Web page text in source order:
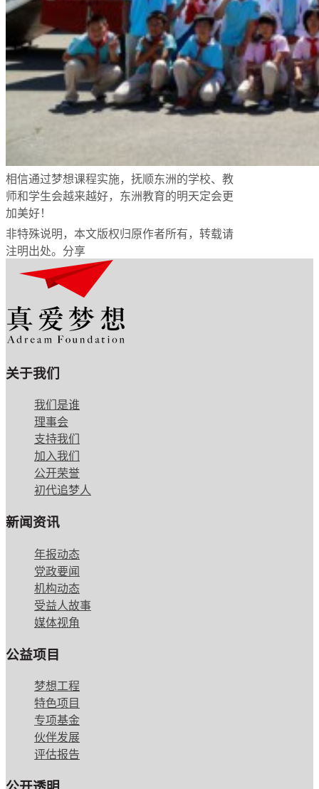
相信通过梦想课程实施，抚顺东洲的学校、教
师和学生会越来越好，东洲教育的明天定会更
加美好！
非特殊说明，本文版权归原作者所有，转载请
注明出处。 分享
关于我们
我们是谁
理事会
支持我们
加入我们
公开荣誉
初代追梦人
新闻资讯
年报动态
党政要闻
机构动态
受益人故事
媒体视角
公益项目
梦想工程
特色项目
专项基金
伙伴发展
评估报告